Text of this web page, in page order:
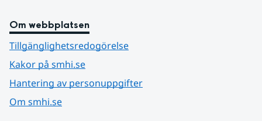
Om webbplatsen
Tillgänglighetsredogörelse
Kakor på smhi.se
Hantering av personuppgifter
Om smhi.se